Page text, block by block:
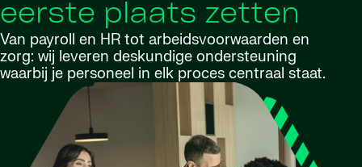
eerste plaats zetten
Van payroll en HR tot arbeidsvoorwaarden en
zorg: wij leveren deskundige ondersteuning
waarbij je personeel in elk proces centraal staat.